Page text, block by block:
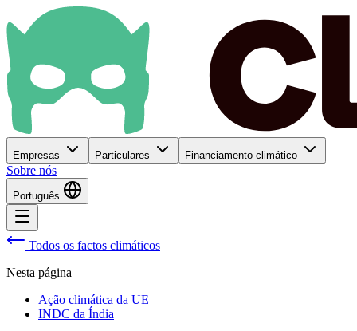
Empresas Particulares Financiamento climático
Sobre nós
Português
Todos os factos climáticos
Nesta página
Ação climática da UE
INDC da Índia